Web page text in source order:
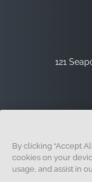
121
Inscription
By clicking “Accept
cookies on your
usage, and assist in